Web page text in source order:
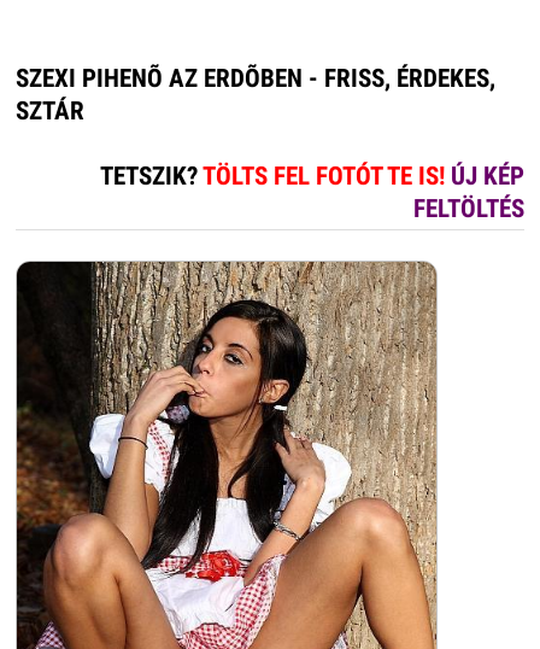
SZEXI PIHENÕ AZ ERDÕBEN - FRISS, ÉRDEKES,
SZTÁR
TETSZIK?TÖLTS FEL FOTÓT TE IS! ÚJ KÉP
FELTÖLTÉS